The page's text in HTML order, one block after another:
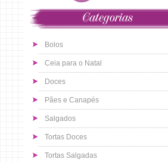
Categorias
Bolos
Ceia para o Natal
Doces
Pães e Canapés
Salgados
Tortas Doces
Tortas Salgadas